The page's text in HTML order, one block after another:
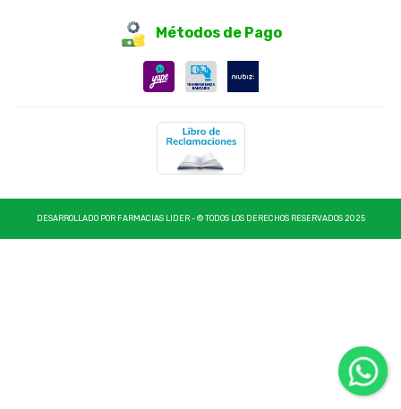
Métodos de Pago
DESARROLLADO POR FARMACIAS LIDER - © TODOS LOS DERECHOS RESERVADOS 2025